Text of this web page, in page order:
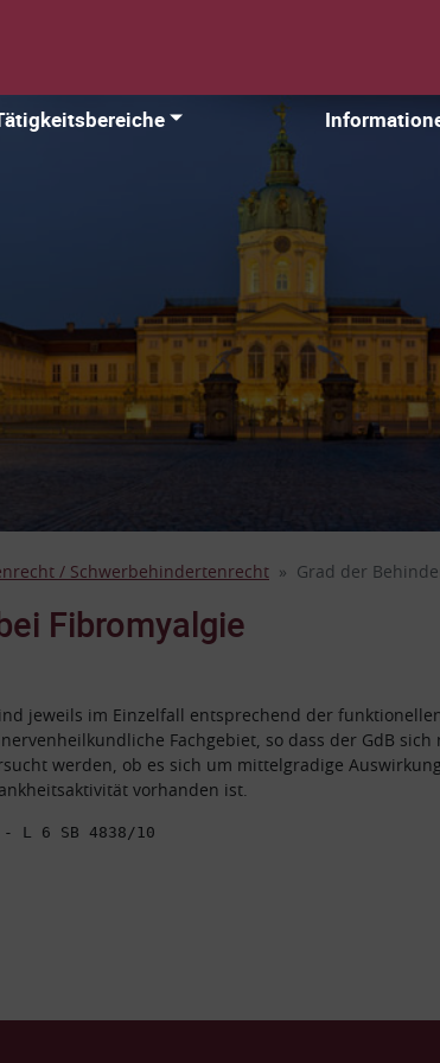
/ Schwerbehindertenrecht Grad der
Fibromyalgie
jeweils im Einzelfall entsprechend der
Fachgebiet, so dass der GdB
werden, ob es sich um mittelgradige
vorhanden ist.
- L 6 SB 4838/10